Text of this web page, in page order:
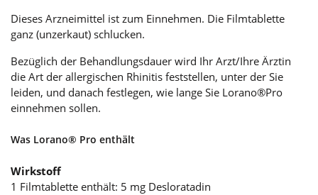
Dieses Arzneimittel ist zum Einnehmen. Die Filmtablette
ganz (unzerkaut) schlucken.
Bezüglich der Behandlungsdauer wird Ihr Arzt/Ihre Ärztin
die Art der allergischen Rhinitis feststellen, unter der Sie
leiden, und danach festlegen, wie lange Sie Lorano®Pro
einnehmen sollen.
Was Lorano® Pro enthält
Wirkstoff
1 Filmtablette enthält: 5 mg Desloratadin